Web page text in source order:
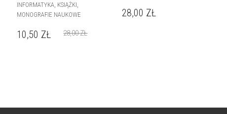
INFORMATYKA KSIĄŻKI
MONOGRAFIE NAUKOWE
28,00ZŁ
10,50 ZŁ
28,00 ZŁ